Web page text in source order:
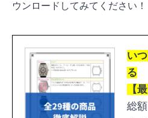
ウンロードしてみてください！
い
る
【
総